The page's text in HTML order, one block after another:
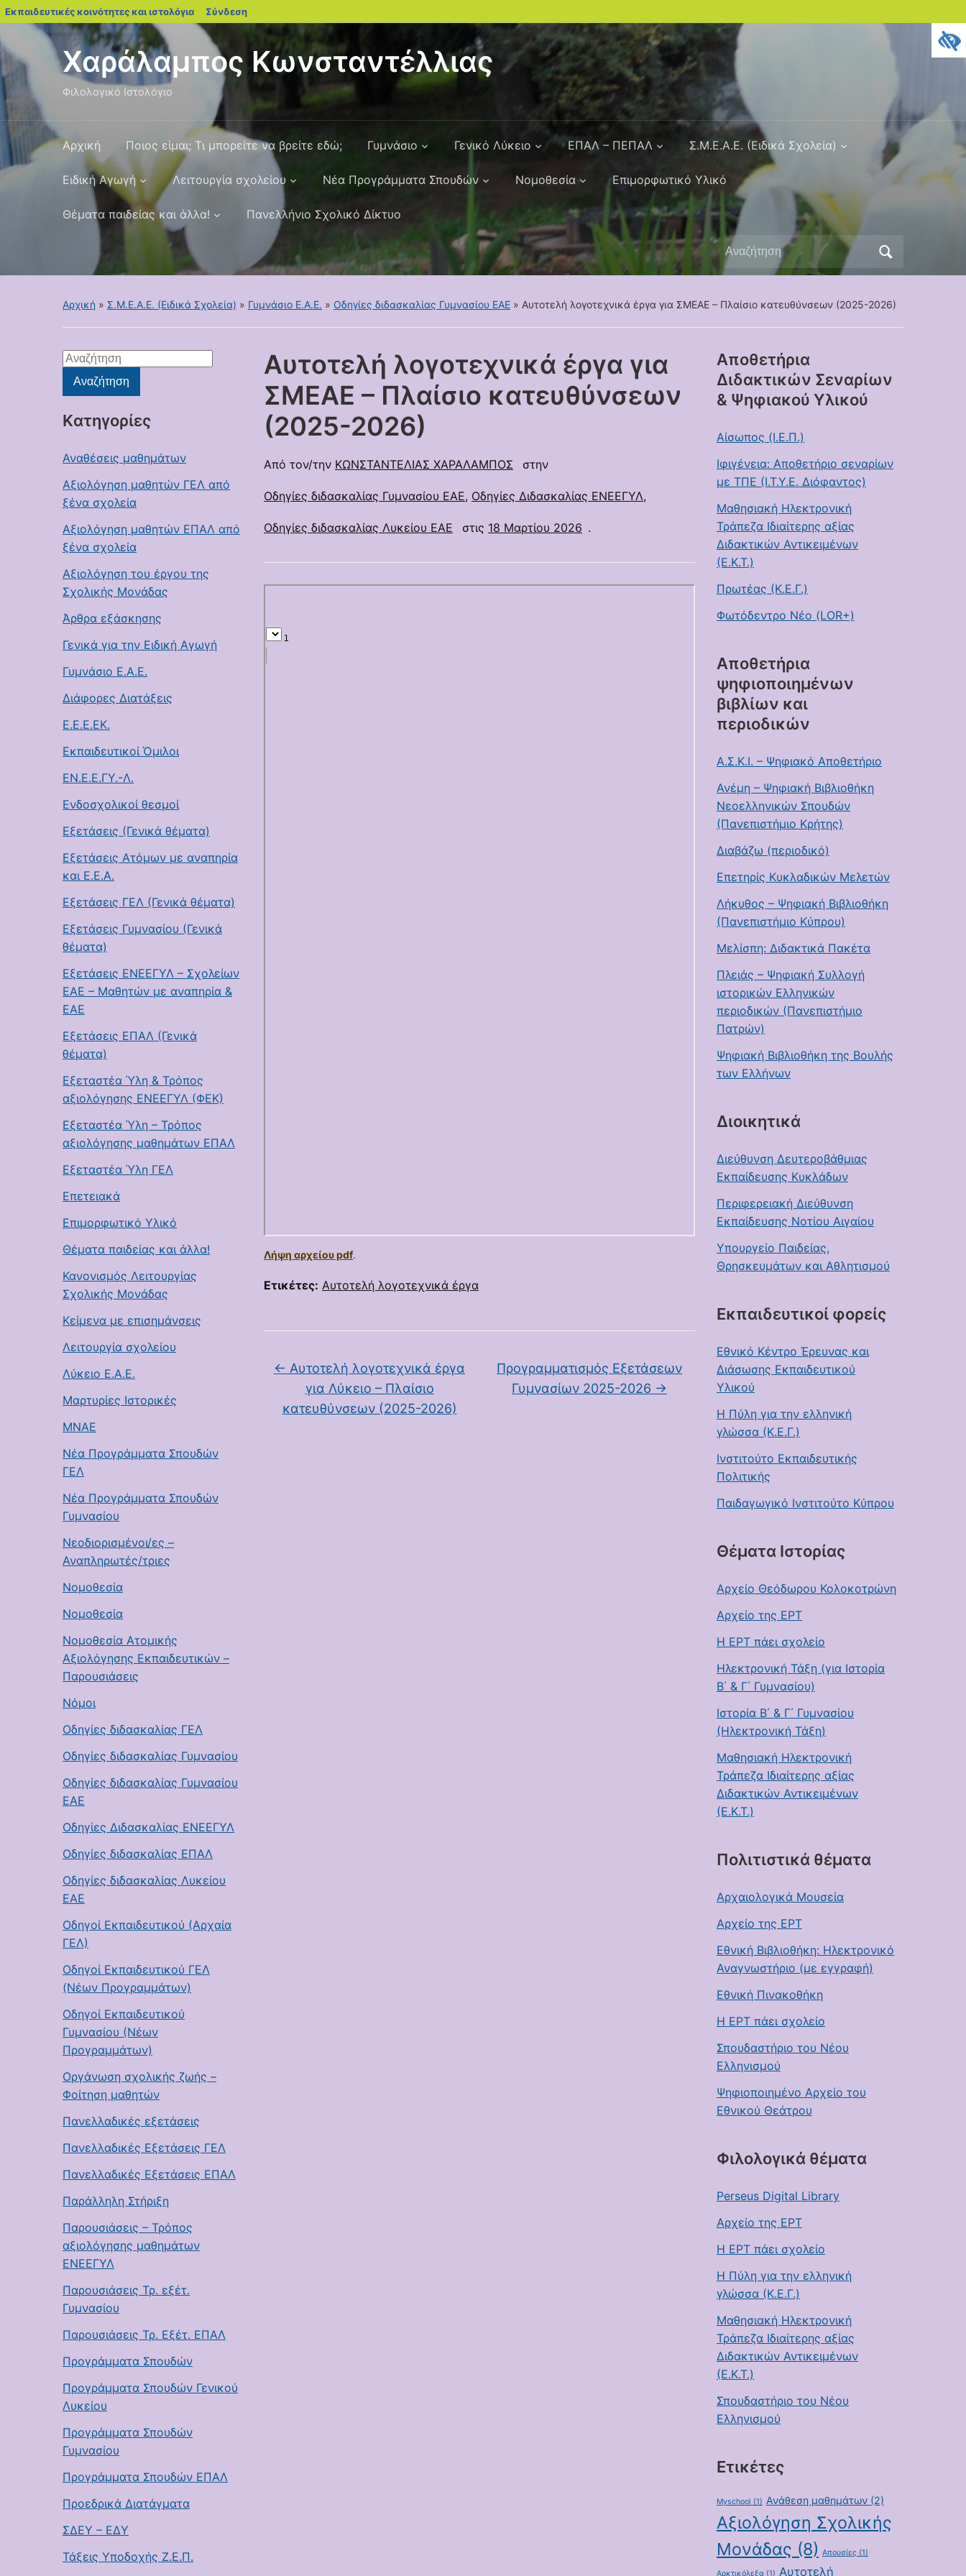
Εκπαιδευτικές κοινότητες και ιστολόγια blogs.sch.gr
Σύνδεση
Χαράλαμπος Κωνσταντέλλιας
Φιλολογικό Ιστολόγιο
Αρχική Ποιος είμαι; Τι μπορείτε να βρείτε εδώ; Γυμνάσιο Γενικό Λύκειο ΕΠΑΛ – ΠΕΠΑΛ Σ.Μ.Ε.Α.Ε. (Ειδικά Σχολεία)
Ειδική Αγωγή Λειτουργία σχολείου Νέα Προγράμματα Σπουδών Νομοθεσία Επιμορφωτικό Υλικό
Θέματα παιδείας και άλλα! Πανελλήνιο Σχολικό Δίκτυο
Αναζήτηση
για:
Αρχική » Σ.Μ.Ε.Α.Ε. (Ειδικά Σχολεία) » Γυμνάσιο Ε.Α.Ε. » Οδηγίες διδασκαλίας Γυμνασίου ΕΑΕ » Αυτοτελή λογοτεχνικά έργα για ΣΜΕΑΕ – Πλαίσιο κατευθύνσεων (2025-2026)
Αναζήτηση
για:Αναζήτηση
Kατηγορίες
Αναθέσεις μαθημάτων
Αξιολόγηση μαθητών ΓΕΛ από
ξένα σχολεία
Αξιολόγηση μαθητών ΕΠΑΛ από
ξένα σχολεία
Αξιολόγηση του έργου της
Σχολικής Μονάδας
Άρθρα εξάσκησης
Γενικά για την Ειδική Αγωγή
Γυμνάσιο Ε.Α.Ε.
Διάφορες Διατάξεις
Ε.Ε.Ε.ΕΚ.
Εκπαιδευτικοί Όμιλοι
ΕΝ.Ε.Ε.ΓΥ.-Λ.
Ενδοσχολικοί θεσμοί
Εξετάσεις (Γενικά θέματα)
Εξετάσεις Ατόμων με αναπηρία
και Ε.Ε.Α.
Εξετάσεις ΓΕΛ (Γενικά θέματα)
Εξετάσεις Γυμνασίου (Γενικά
θέματα)
Εξετάσεις ΕΝΕΕΓΥΛ – Σχολείων
ΕΑΕ – Μαθητών με αναπηρία &
ΕΑΕ
Εξετάσεις ΕΠΑΛ (Γενικά
θέματα)
Εξεταστέα Ύλη & Τρόπος
αξιολόγησης ΕΝΕΕΓΥΛ (ΦΕΚ)
Εξεταστέα Ύλη – Τρόπος
αξιολόγησης μαθημάτων ΕΠΑΛ
Εξεταστέα Ύλη ΓΕΛ
Επετειακά
Επιμορφωτικό Υλικό
Θέματα παιδείας και άλλα!
Κανονισμός Λειτουργίας
Σχολικής Μονάδας
Κείμενα με επισημάνσεις
Λειτουργία σχολείου
Λύκειο Ε.Α.Ε.
Μαρτυρίες Ιστορικές
ΜΝΑΕ
Νέα Προγράμματα Σπουδών
ΓΕΛ
Νέα Προγράμματα Σπουδών
Γυμνασίου
Νεοδιορισμένοι/ες –
Αναπληρωτές/τριες
Νομοθεσία
Νομοθεσία
Νομοθεσία Ατομικής
Αξιολόγησης Εκπαιδευτικών –
Παρουσιάσεις
Νόμοι
Οδηγίες διδασκαλίας ΓΕΛ
Οδηγίες διδασκαλίας Γυμνασίου
Οδηγίες διδασκαλίας Γυμνασίου
ΕΑΕ
Οδηγίες Διδασκαλίας ΕΝΕΕΓΥΛ
Οδηγίες διδασκαλίας ΕΠΑΛ
Οδηγίες διδασκαλίας Λυκείου
ΕΑΕ
Οδηγοί Εκπαιδευτικού (Αρχαία
ΓΕΛ)
Οδηγοί Εκπαιδευτικού ΓΕΛ
(Νέων Προγραμμάτων)
Οδηγοί Εκπαιδευτικού
Γυμνασίου (Νέων
Προγραμμάτων)
Οργάνωση σχολικής ζωής –
Φοίτηση μαθητών
Πανελλαδικές εξετάσεις
Πανελλαδικές Εξετάσεις ΓΕΛ
Πανελλαδικές Εξετάσεις ΕΠΑΛ
Παράλληλη Στήριξη
Παρουσιάσεις – Τρόπος
αξιολόγησης μαθημάτων
ΕΝΕΕΓΥΛ
Παρουσιάσεις Τρ. εξέτ.
Γυμνασίου
Παρουσιάσεις Τρ. Εξέτ. ΕΠΑΛ
Προγράμματα Σπουδών
Προγράμματα Σπουδών Γενικού
Λυκείου
Προγράμματα Σπουδών
Γυμνασίου
Προγράμματα Σπουδών ΕΠΑΛ
Προεδρικά Διατάγματα
ΣΔΕΥ – ΕΔΥ
Τάξεις Υποδοχής Ζ.Ε.Π.
Αυτοτελή λογοτεχνικά έργα για
ΣΜΕΑΕ – Πλαίσιο κατευθύνσεων
(2025-2026)
Από τον/την ΚΩΝΣΤΑΝΤΕΛΙΑΣ ΧΑΡΑΛΑΜΠΟΣ στην
Οδηγίες διδασκαλίας Γυμνασίου ΕΑΕ, Οδηγίες Διδασκαλίας ΕΝΕΕΓΥΛ,
Οδηγίες διδασκαλίας Λυκείου ΕΑΕ στις 18 Μαρτίου 2026 .
Λήψη αρχείου pdf.
Ετικέτες: Αυτοτελή λογοτεχνικά έργα
← Αυτοτελή λογοτεχνικά έργα
για Λύκειο – Πλαίσιο
κατευθύνσεων (2025-2026)
Προγραμματισμός Εξετάσεων
Γυμνασίων 2025-2026 →
Αποθετήρια
Διδακτικών Σεναρίων
& Ψηφιακού Υλικού
Αίσωπος (Ι.Ε.Π.)
Ιφιγένεια: Αποθετήριο σεναρίων
με ΤΠΕ (Ι.Τ.Υ.Ε. Διόφαντος)
Μαθησιακή Ηλεκτρονική
Τράπεζα Ιδιαίτερης αξίας
Διδακτικών Αντικειμένων
(Ε.Κ.Τ.)
Πρωτέας (Κ.Ε.Γ.)
Φωτόδεντρο Νέο (LOR+)
Αποθετήρια
ψηφιοποιημένων
βιβλίων και
περιοδικών
Α.Σ.Κ.Ι. – Ψηφιακό Αποθετήριο
Ανέμη – Ψηφιακή Βιβλιοθήκη
Νεοελληνικών Σπουδών
(Πανεπιστήμιο Κρήτης)
Διαβάζω (περιοδικό)
Επετηρίς Κυκλαδικών Μελετών
Λήκυθος – Ψηφιακή Βιβλιοθήκη
(Πανεπιστήμιο Κύπρου)
Μελίσπη: Διδακτικά Πακέτα
Πλειάς – Ψηφιακή Συλλογή
ιστορικών Ελληνικών
περιοδικών (Πανεπιστήμιο
Πατρών)
Ψηφιακή Βιβλιοθήκη της Βουλής
των Ελλήνων
Διοικητικά
Διεύθυνση Δευτεροβάθμιας
Εκπαίδευσης Κυκλάδων
Περιφερειακή Διεύθυνση
Εκπαίδευσης Νοτίου Αιγαίου
Υπουργείο Παιδείας,
Θρησκευμάτων και Αθλητισμού
Εκπαιδευτικοί φορείς
Εθνικό Κέντρο Έρευνας και
Διάσωσης Εκπαιδευτικού
Υλικού
Η Πύλη για την ελληνική
γλώσσα (Κ.Ε.Γ.)
Ινστιτούτο Εκπαιδευτικής
Πολιτικής
Παιδαγωγικό Ινστιτούτο Κύπρου
Θέματα Ιστορίας
Αρχείο Θεόδωρου Κολοκοτρώνη
Αρχείο της ΕΡΤ
Η ΕΡΤ πάει σχολείο
Ηλεκτρονική Τάξη (για Ιστορία
Β΄ & Γ΄ Γυμνασίου)
Ιστορία Β΄ & Γ΄ Γυμνασίου
(Ηλεκτρονική Τάξη)
Μαθησιακή Ηλεκτρονική
Τράπεζα Ιδιαίτερης αξίας
Διδακτικών Αντικειμένων
(Ε.Κ.Τ.)
Πολιτιστικά θέματα
Αρχαιολογικά Μουσεία
Αρχείο της ΕΡΤ
Εθνική Βιβλιοθήκη: Ηλεκτρονικό
Αναγνωστήριο (με εγγραφή)
Εθνική Πινακοθήκη
Η ΕΡΤ πάει σχολείο
Σπουδαστήριο του Νέου
Ελληνισμού
Ψηφιοποιημένο Αρχείο του
Εθνικού Θεάτρου
Φιλολογικά θέματα
Perseus Digital Library
Αρχείο της ΕΡΤ
Η ΕΡΤ πάει σχολείο
Η Πύλη για την ελληνική
γλώσσα (Κ.Ε.Γ.)
Μαθησιακή Ηλεκτρονική
Τράπεζα Ιδιαίτερης αξίας
Διδακτικών Αντικειμένων
(Ε.Κ.Τ.)
Σπουδαστήριο του Νέου
Ελληνισμού
Ετικέτες
Myschool (1) Ανάθεση μαθημάτων (2)
Αξιολόγηση Σχολικής
Μονάδας (8) Απουσίες (1)
Αρκτικόλεξα (1) Αυτοτελή